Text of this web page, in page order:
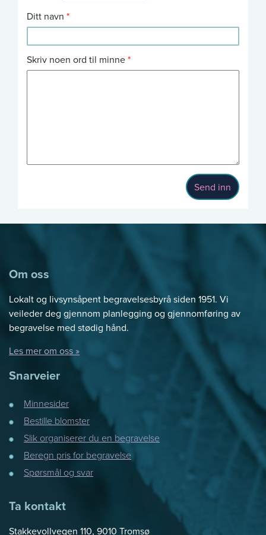
Ditt navn
Skriv noen ord til minne
Send inn
Om oss
Lokalt og livsynsåpent begravelsesbyrå siden 1951. Vi
veileder deg gjennom planlegging og gjennomføring av
begravelse med stødig hånd.
Les mer om oss »
Snarveier
Minnesider
Bestille blomster
Slik organiserer du en begravelse
Beregn pris for begravelse
Spørsmål og svar
Ta kontakt
Stakkevollvegen 110, 9010 Tromsø